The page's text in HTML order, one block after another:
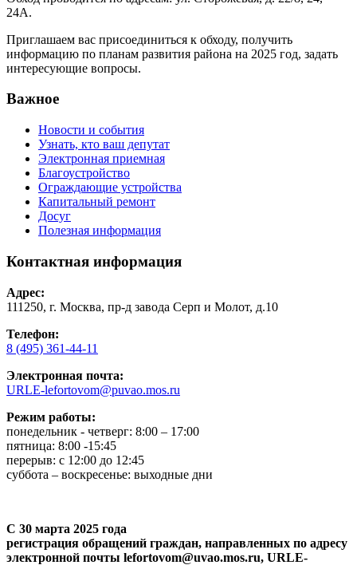
24А.
Приглашаем вас присоединиться к обходу, получить
информацию по планам развития района на 2025 год, задать
интересующие вопросы.
Важное
Новости и события
Узнать, кто ваш депутат
Электронная приемная
Благоустройство
Ограждающие устройства
Капитальный ремонт
Досуг
Полезная информация
Контактная информация
Адрес:
111250, г. Москва, пр-д завода Серп и Молот, д.10
Телефон:
8 (495) 361-44-11
Электронная почта:
URLE-lefortovom@puvao.mos.ru
Режим работы:
понедельник - четверг: 8:00 – 17:00
пятница: 8:00 -15:45
перерыв: с 12:00 до 12:45
суббота – воскресенье: выходные дни
С 30 марта 2025 года
регистрация обращений граждан, направленных по адресу
электронной почты lefortovom@uvao.mos.ru, URLE-